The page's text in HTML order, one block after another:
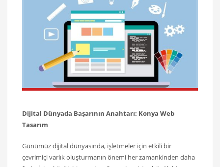
Dijital Dünyada Başarının Anahtarı: Konya Web
Tasarım
Günümüz dijital dünyasında, işletmeler için etkili bir
çevrimiçi varlık oluşturmanın önemi her zamankinden daha